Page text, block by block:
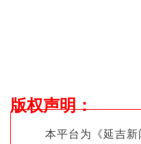
版权声明：
本平台为《延吉新